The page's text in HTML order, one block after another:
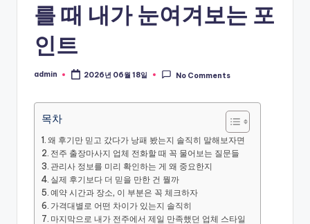
를 때 내가 눈여겨보는 포
인트
Posted
admin 2026년 06월 18일 No Comments
목차
왜 후기만 믿고 갔다가 낭패 봤는지 솔직히 말해보자면
전주 출장마사지 업체 전화할 때 꼭 물어보는 질문들
관리사 정보를 미리 확인하는 게 왜 중요한지
실제 후기보다 더 믿을 만한 건 뭘까
예약 시간과 장소, 이 부분은 꼭 체크하자
가격대별로 어떤 차이가 있는지 솔직히
마지막으로 내가 전주에서 제일 만족했던 업체 스타일